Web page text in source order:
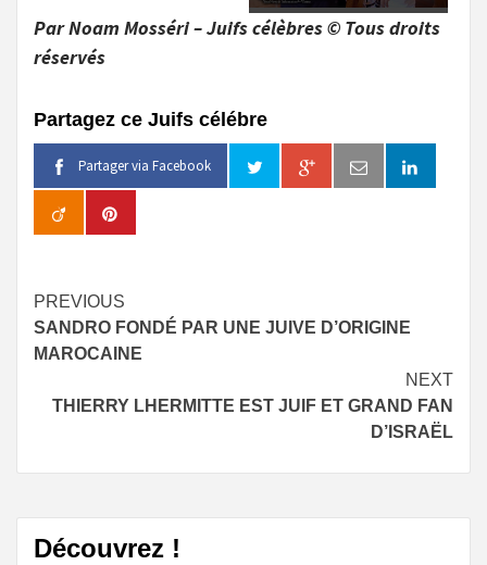
Par Noam Mosséri – Juifs célèbres © Tous droits
réservés
Partagez ce Juifs célébre
Partager via Facebook
Continue
Reading
PREVIOUS
SANDRO FONDÉ PAR UNE JUIVE D’ORIGINE
MAROCAINE
NEXT
THIERRY LHERMITTE EST JUIF ET GRAND FAN
D’ISRAËL
Découvrez !